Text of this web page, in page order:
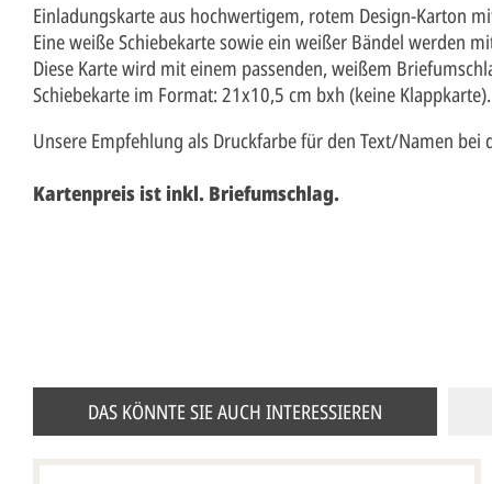
Einladungskarte aus hochwertigem, rotem Design-Karton
Eine weiße Schiebekarte sowie ein weißer Bändel werden
Diese Karte wird mit einem passenden, weißem
Schiebekarte im Format: 21x10,5 cm bxh (keine Klappkarte).
Unsere Empfehlung als Druckfarbe für den Text/Namen bei
Kartenpreis ist inkl. Briefumschlag.
DAS KÖNNTE SIE AUCH INTERESSIEREN